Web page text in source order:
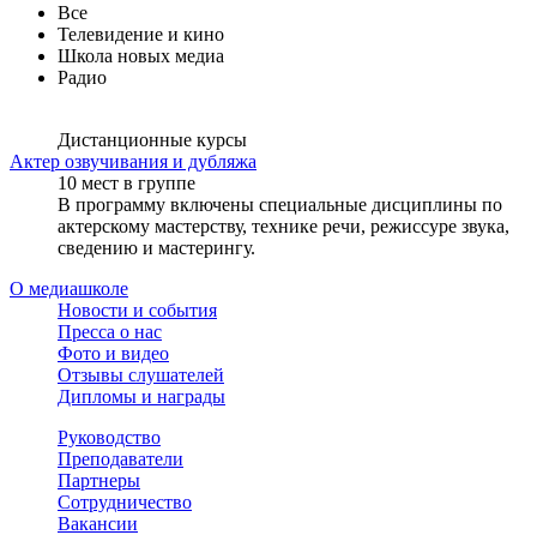
Все
Телевидение и кино
Школа новых медиа
Радио
Дистанционные курсы
Актер озвучивания и дубляжа
10 мест в группе
В программу включены специальные дисциплины по
актерскому мастерству, технике речи, режиссуре звука,
сведению и мастерингу.
О медиашколе
Новости и события
Пресса о нас
Фото и видео
Отзывы слушателей
Дипломы и награды
Руководство
Преподаватели
Партнеры
Сотрудничество
Вакансии